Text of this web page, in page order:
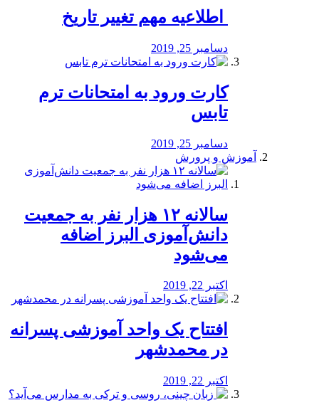
️ اطلاعیه مهم تغییر تاریخ
دسامبر 25, 2019
کارت ورود به امتحانات ترم
تابس
دسامبر 25, 2019
آموزش و پرورش
️سالانه ۱۲ هزار نفر به جمعیت
دانش‌آموزی البرز اضافه
می‌شود
اکتبر 22, 2019
افتتاح یک واحد آموزشی پسرانه
در محمدشهر
اکتبر 22, 2019